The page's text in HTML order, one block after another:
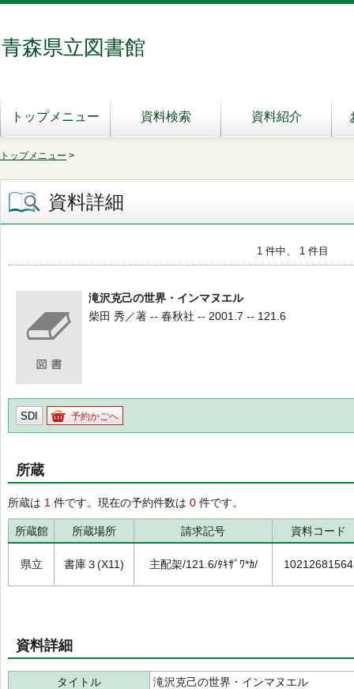
青森県立図書館
トップメニュー 資料検索 資料紹介
トップメニュー >
資料詳細
1 件中、 1 件目
滝沢克己の世界・インマヌエル
柴田 秀／著 -- 春秋社 -- 2001.7 -- 121.6
SDI 予約かごへ
所蔵
所蔵は 1 件です。現在の予約件数は 0 件です。
所蔵館 所蔵場所 請求記号 資料コード
県立 書庫３(X11) 主配架/121.6/ﾀｷｻﾞﾜ*ｶ/ 10212681564
資料詳細
タイトル
滝沢克己の世界・インマヌエル